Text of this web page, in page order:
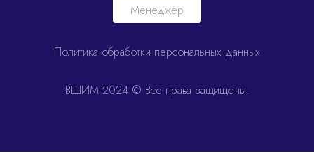
Менеджер
Политика обработки персональных данных
ВШИМ 2024 © Все права защищены.